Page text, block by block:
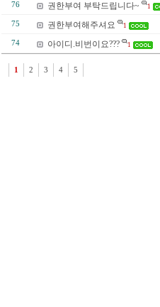
76 권한부여 부탁드립니다~ 1
75 권한부여해주셔요 1
74 아이디.비번이요??? 1
1 2 3 4 5